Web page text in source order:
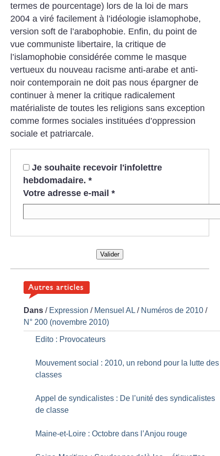
termes de pourcentage) lors de la loi de mars
2004 a viré facilement à l’idéologie islamophobe,
version soft de l’arabophobie. Enfin, du point de
vue communiste libertaire, la critique de
l’islamophobie considérée comme le masque
vertueux du nouveau racisme anti-arabe et anti-
noir contemporain ne doit pas nous épargner de
continuer à mener la critique radicalement
matérialiste de toutes les religions sans exception
comme formes sociales instituées d’oppression
sociale et patriarcale.
Je souhaite recevoir l'infolettre
hebdomadaire. *
Votre adresse e-mail *
Valider
Dans / Expression / Mensuel AL / Numéros de 2010 /
N° 200 (novembre 2010)
Edito : Provocateurs
Mouvement social : 2010, un rebond pour la lutte des
classes
Appel de syndicalistes : De l’unité des syndicalistes
de classe
Maine-et-Loire : Octobre dans l’Anjou rouge